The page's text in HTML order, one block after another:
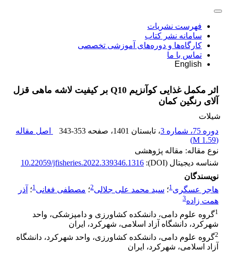
فهرست نشریات
سامانه نشر کتاب
کارگاه‌ها و دوره‌های آموزشی تخصصی
تماس با ما
English
اثر مکمل غذایی کوآنزیم Q10 بر کیفیت لاشه ماهی قزل
آلای رنگین کمان
شیلات
دوره 75، شماره 3
، تابستان 1401 ، صفحه 343-353
اصل مقاله
(
1.59 M
)
نوع مقاله: مقاله پژوهشی
شناسه دیجیتال (DOI):
10.22059/jfisheries.2022.339346.1316
نویسندگان
هاجر عسگری1؛ سید محمد علی جلالی2؛ مصطفی فغانی1؛ آذر
همت زاده3
1گروه علوم دامی، دانشکده کشاورزی و دامپزشکی، واحد
شهرکرد، دانشگاه آزاد اسلامی، شهرکرد، ایران
2گروه علوم دامی، دانشکده کشاورزی، واحد شهرکرد، دانشگاه
آزاد اسلامی، شهرکرد، ایران